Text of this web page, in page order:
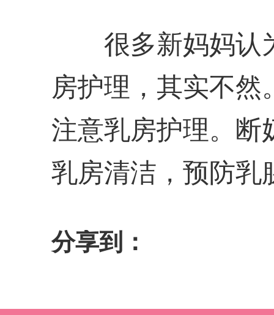
很多新妈妈认
房护理，其实不然
注意乳房护理。断
乳房清洁，预防乳
分享到：